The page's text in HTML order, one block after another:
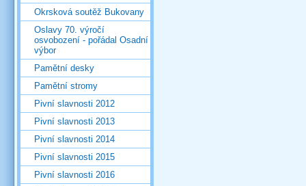
Okrsková soutěž Bukovany
Oslavy 70. výročí
osvobození - pořádal Osadní
výbor
Pamětní desky
Pamětní stromy
Pivní slavnosti 2012
Pivní slavnosti 2013
Pivní slavnosti 2014
Pivní slavnosti 2015
Pivní slavnosti 2016